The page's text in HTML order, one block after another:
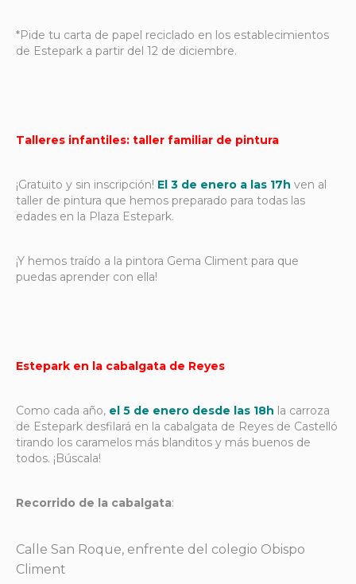
*Pide tu carta de papel reciclado en los establecimientos
de Estepark a partir del 12 de diciembre.
Talleres infantiles: taller familiar de pintura
¡Gratuito y sin inscripción! El 3 de enero a las 17h ven al
taller de pintura que hemos preparado para todas las
edades en la Plaza Estepark.
¡Y hemos traído a la pintora Gema Climent para que
puedas aprender con ella!
Estepark en la cabalgata de Reyes
Como cada año, el 5 de enero desde las 18h la carroza
de Estepark desfilará en la cabalgata de Reyes de Castelló
tirando los caramelos más blanditos y más buenos de
todos. ¡Búscala!
Recorrido de la cabalgata:
Calle San Roque, enfrente del colegio Obispo
Climent